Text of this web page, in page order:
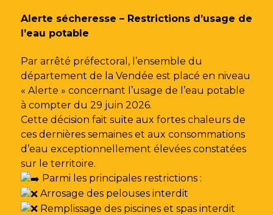
Alerte sécheresse – Restrictions d’usage de
l’eau potable
Par arrêté préfectoral, l’ensemble du
département de la Vendée est placé en niveau
« Alerte » concernant l’usage de l’eau potable
à compter du 29 juin 2026.
Cette décision fait suite aux fortes chaleurs de
ces dernières semaines et aux consommations
d’eau exceptionnellement élevées constatées
sur le territoire.
Parmi les principales restrictions :
Arrosage des pelouses interdit
Remplissage des piscines et spas interdit